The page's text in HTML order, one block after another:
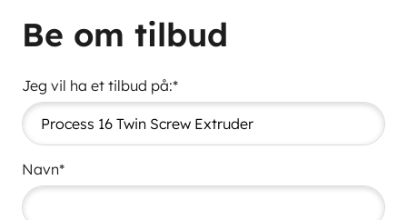
Be om tilbud
Jeg vil ha et tilbud på:*
Navn*